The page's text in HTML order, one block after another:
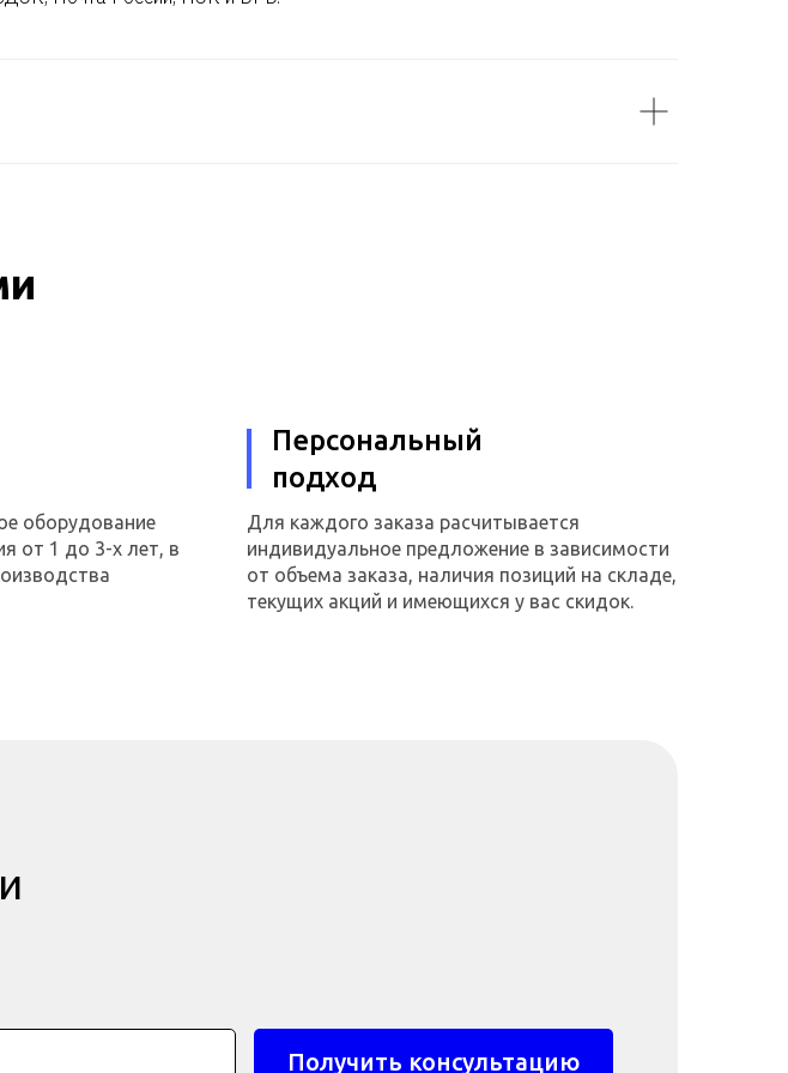
оборудование
от 1 до 3-х лет, в
Персональный
подход
Для каждого заказа расчитывается
индивидуальное предложение в зависимости
от объема заказа, наличия позиций на складе,
текущих акций и имеющихся у вас скидок.
Получить консультацию